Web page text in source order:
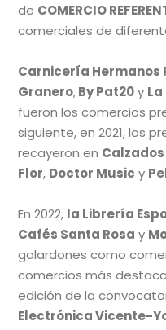
de COMERCIO
comerciales de
Carnicería Hermanos
Granero,By Pat20y
fueron los comercios
siguiente, en 2021, los
recayeron en
Flor, Doctor Music y
En 2022, la Librería
Cafés Santa Rosa y
galardones como
comercios más
edición de la
Electrónica Vicente-